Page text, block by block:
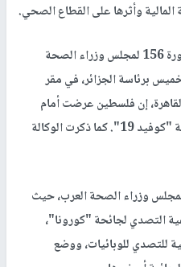
وأثرها على القطاع الصحي.
وقالت الكيلة، على هامش أعمال الدورة 156 لمجلس وزراء الصحة
برئاسة الجزائر، في مقر
إن فلسطين عرضت أمام
المجلس الوزاري تجربتها بشأن جائحة "كوفيد 19". كما ذكرت الوكالة
لمجلس وزراء الصحة العرب، حيث
التصدي لجائحة "كورونا"،
للتصدي للوبائيات، ووضع